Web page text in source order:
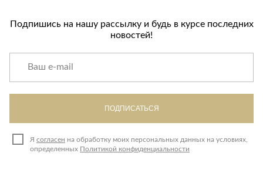
Подпишись на нашу рассылку и будь в курсе последних
новостей!
ПОДПИСАТЬСЯ
Я согласен на обработку моих персональных данных на условиях,
определенных Политикой конфиденциальности